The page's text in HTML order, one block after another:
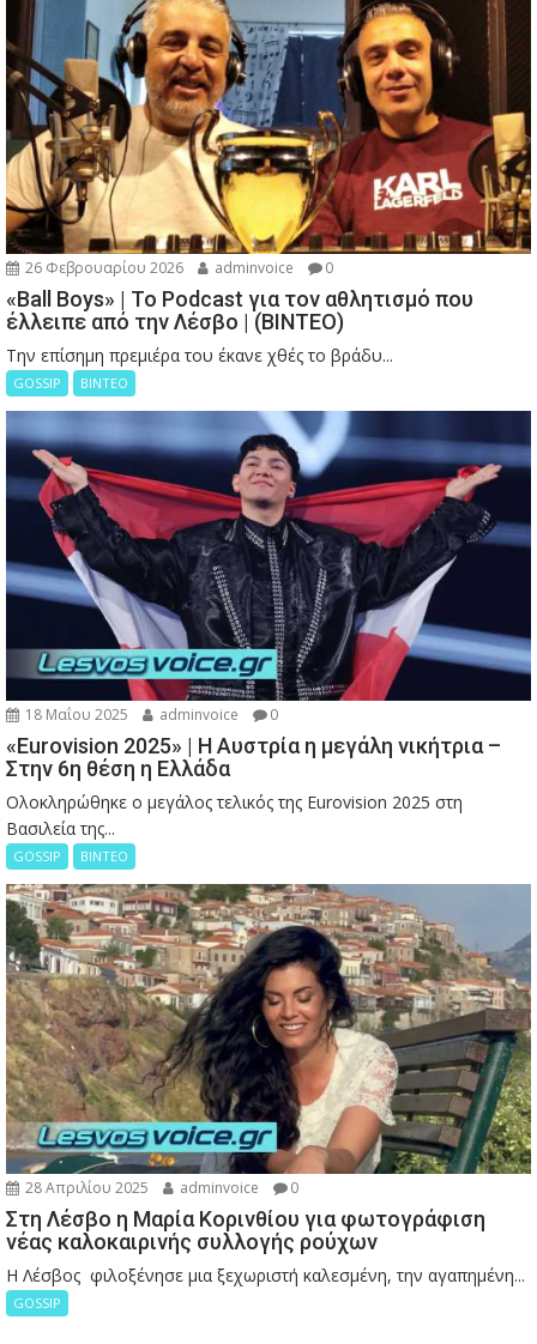
26 Φεβρουαρίου 2026 adminvoice 0
«Ball Boys» | Το Podcast για τον αθλητισμό που
έλλειπε από την Λέσβο | (ΒΙΝΤΕΟ)
Την επίσημη πρεμιέρα του έκανε χθές το βράδυ...
GOSSIP ΒΙΝΤΕΟ
18 Μαΐου 2025 adminvoice 0
«Eurovision 2025» | Η Αυστρία η μεγάλη νικήτρια –
Στην 6η θέση η Ελλάδα
Ολοκληρώθηκε ο μεγάλος τελικός της Eurovision 2025 στη
Βασιλεία της...
GOSSIP ΒΙΝΤΕΟ
28 Απριλίου 2025 adminvoice 0
Στη Λέσβο η Μαρία Κορινθίου για φωτογράφιση
νέας καλοκαιρινής συλλογής ρούχων
Η Λέσβος φιλοξένησε μια ξεχωριστή καλεσμένη, την αγαπημένη...
GOSSIP